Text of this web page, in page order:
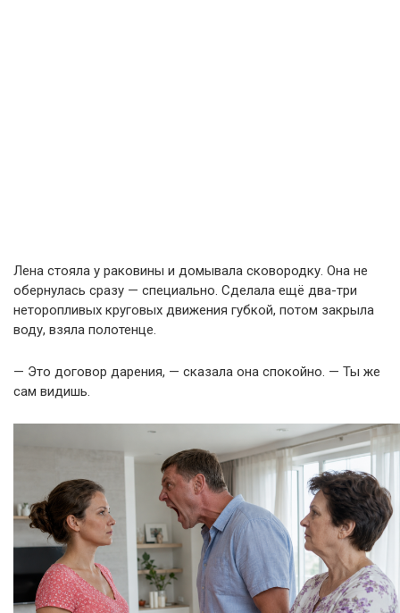
Лена стояла у раковины и домывала сковородку. Она не
обернулась сразу — специально. Сделала ещё два-три
неторопливых круговых движения губкой, потом закрыла
воду, взяла полотенце.
— Это договор дарения, — сказала она спокойно. — Ты же
сам видишь.